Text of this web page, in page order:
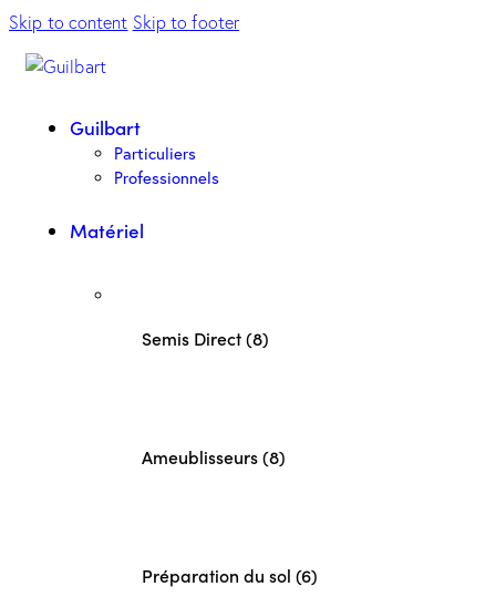
Skip to content Skip to footer
Guilbart
Particuliers
Professionnels
Matériel
Semis Direct (8)
Ameublisseurs (8)
Préparation du sol (6)